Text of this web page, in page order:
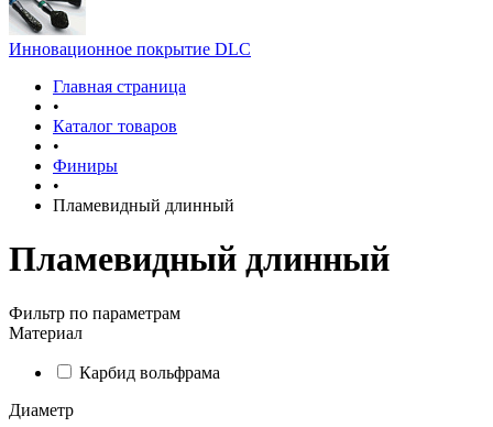
Инновационное покрытие DLC
Главная страница
•
Каталог товаров
•
Финиры
•
Пламевидный длинный
Пламевидный длинный
Фильтр по параметрам
Материал
Карбид вольфрама
Диаметр